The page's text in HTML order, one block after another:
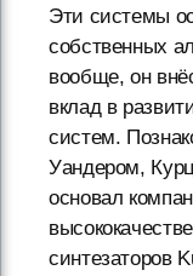
Эти системы
собственных
вообще, он
вклад в
систем.
Уандером,
основал
синтезаторов